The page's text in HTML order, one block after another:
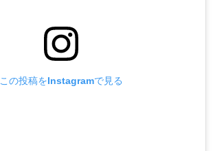
この投稿をInstagramで見る